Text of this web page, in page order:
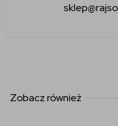
Zobacz również